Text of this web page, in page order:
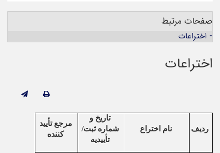
صفحات مرتبط
- اختراعات
اختراعات
ردیف نام اختراع
تاریخ و
شماره ثبت/
تأییدیه
مرجع تأیید
کننده